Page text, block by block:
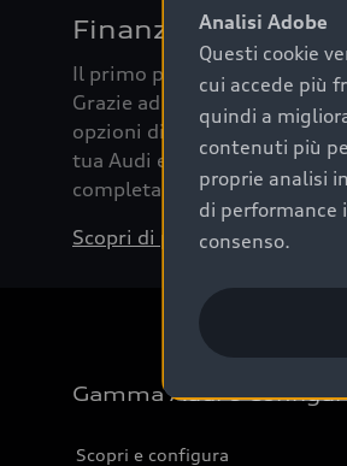
Analisi Adobe
Questi cookie
cui accede più
quindi a
contenuti più
proprie analisi
di performance
consenso.
Finanziare la tua
Il primo passo verso
Grazie ad Audi Financial
opzioni di acquisto. Con
tua Audi e, al termine del
completare l’acquisto,
Scopri di più
Gamma Audi e
Scopri e configura